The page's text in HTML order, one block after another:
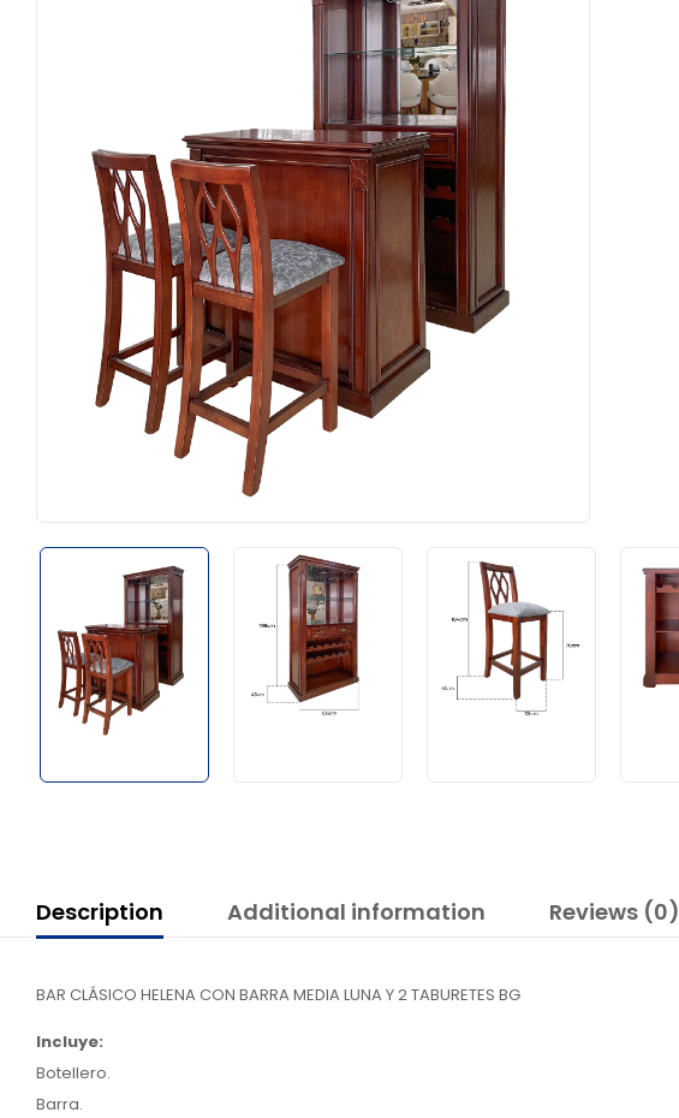
Description Additional information Reviews (0)
BAR CLÁSICO HELENA CON BARRA MEDIA LUNA Y 2 TABURETES BG
Incluye:
Botellero.
Barra.